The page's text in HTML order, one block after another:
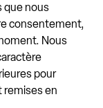
que nous
consentement,
Nous
pour
remises en